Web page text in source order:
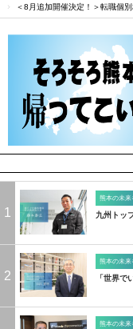
＜8月追加開催決定！＞転職個
1
熊本の未来
九州トッ
2
熊本の未来
「世界で
熊本の未来